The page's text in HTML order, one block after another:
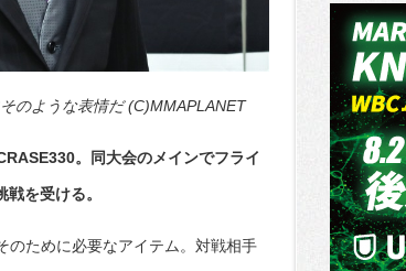
のような表情だ (C)MMAPLANET
。同大会のメインでフライ
を受ける。
のために必要なアイテム。対戦相手